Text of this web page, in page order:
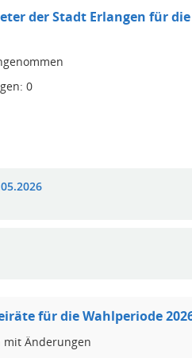
der Stadt Erlangen für
0
für die Wahlperiode
mit Änderungen